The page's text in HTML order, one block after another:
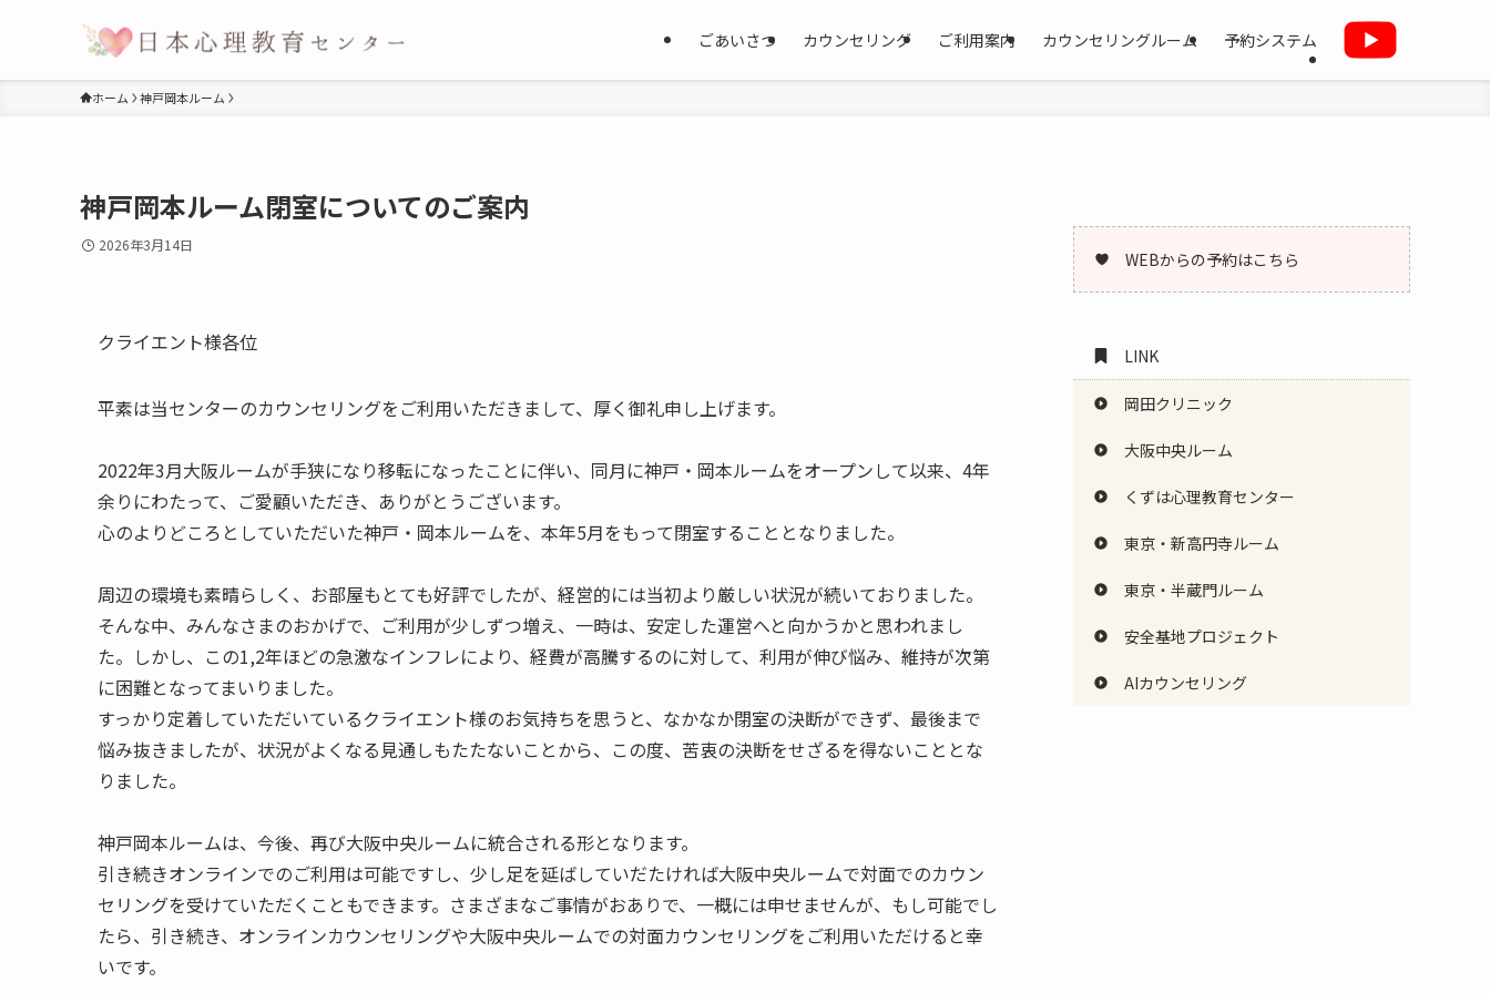
ごあいさつ カウンセリング ご利用案内 カウンセリングルーム 予約システム
ホーム 神戸岡本ルーム
神戸岡本ルーム閉室についてのご案内
2026年3月14日
クライエント様各位
平素は当センターのカウンセリングをご利用いただきまして、厚く御礼申し上げます。
2022年3月大阪ルームが手狭になり移転になったことに伴い、同月に神戸・岡本ルームをオープンして以来、4年
余りにわたって、ご愛顧いただき、ありがとうございます。
心のよりどころとしていただいた神戸・岡本ルームを、本年5月をもって閉室することとなりました。
周辺の環境も素晴らしく、お部屋もとても好評でしたが、経営的には当初より厳しい状況が続いておりました。
そんな中、みんなさまのおかげで、ご利用が少しずつ増え、一時は、安定した運営へと向かうかと思われまし
た。しかし、この1,2年ほどの急激なインフレにより、経費が高騰するのに対して、利用が伸び悩み、維持が次第
に困難となってまいりました。
すっかり定着していただいているクライエント様のお気持ちを思うと、なかなか閉室の決断ができず、最後まで
悩み抜きましたが、状況がよくなる見通しもたたないことから、この度、苦衷の決断をせざるを得ないこととな
りました。
神戸岡本ルームは、今後、再び大阪中央ルームに統合される形となります。
引き続きオンラインでのご利用は可能ですし、少し足を延ばしていだたければ大阪中央ルームで対面でのカウン
セリングを受けていただくこともできます。さまざまなご事情がおありで、一概には申せませんが、もし可能でし
たら、引き続き、オンラインカウンセリングや大阪中央ルームでの対面カウンセリングをご利用いただけると幸
いです。
WEBからの予約はこちら
LINK
岡田クリニック
大阪中央ルーム
くずは心理教育センター
東京・新高円寺ルーム
東京・半蔵門ルーム
安全基地プロジェクト
AIカウンセリング